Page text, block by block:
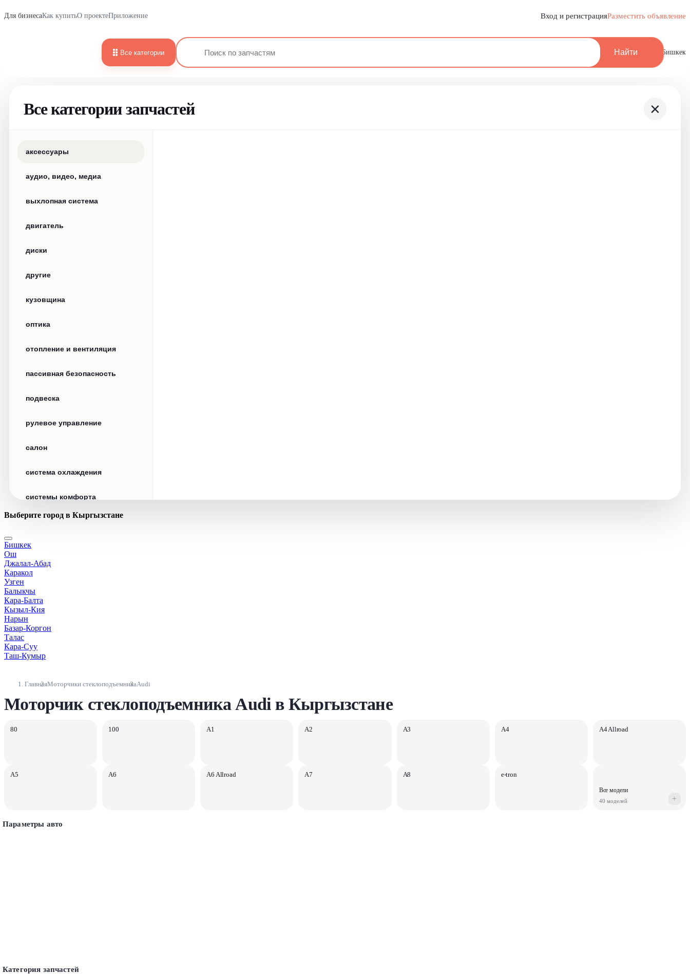
Для бизнесаКак купитьО проектеПриложение Вход и регистрацияРазместить объявление
Все категории Найти Бишкек
Все категории запчастей ×
аксессуары
аудио, видео, медиа
выхлопная система
двигатель
диски
другие
кузовщина
оптика
отопление и вентиляция
пассивная безопасность
подвеска
рулевое управление
салон
система охлаждения
системы комфорта
стекла
стеклоочистители
топливная система
тормозная система
трансмиссия
электрика
Выберите город в Кыргызстане
Бишкек
Ош
Джалал-Абад
Каракол
Узген
Балыкчы
Кара-Балта
Кызыл-Кия
Нарын
Базар-Коргон
Талас
Кара-Суу
Таш-Кумыр
ГлавнаяМоторчики стеклоподъемникаAudi
Моторчик стеклоподъемника Audi в Кыргызстане
80 100 A1 A2 A3 A4 A4 Allroad
A5 A6 A6 Allroad A7 A8 e-tron
Все модели
40 моделей +
Параметры авто
Категория запчастей